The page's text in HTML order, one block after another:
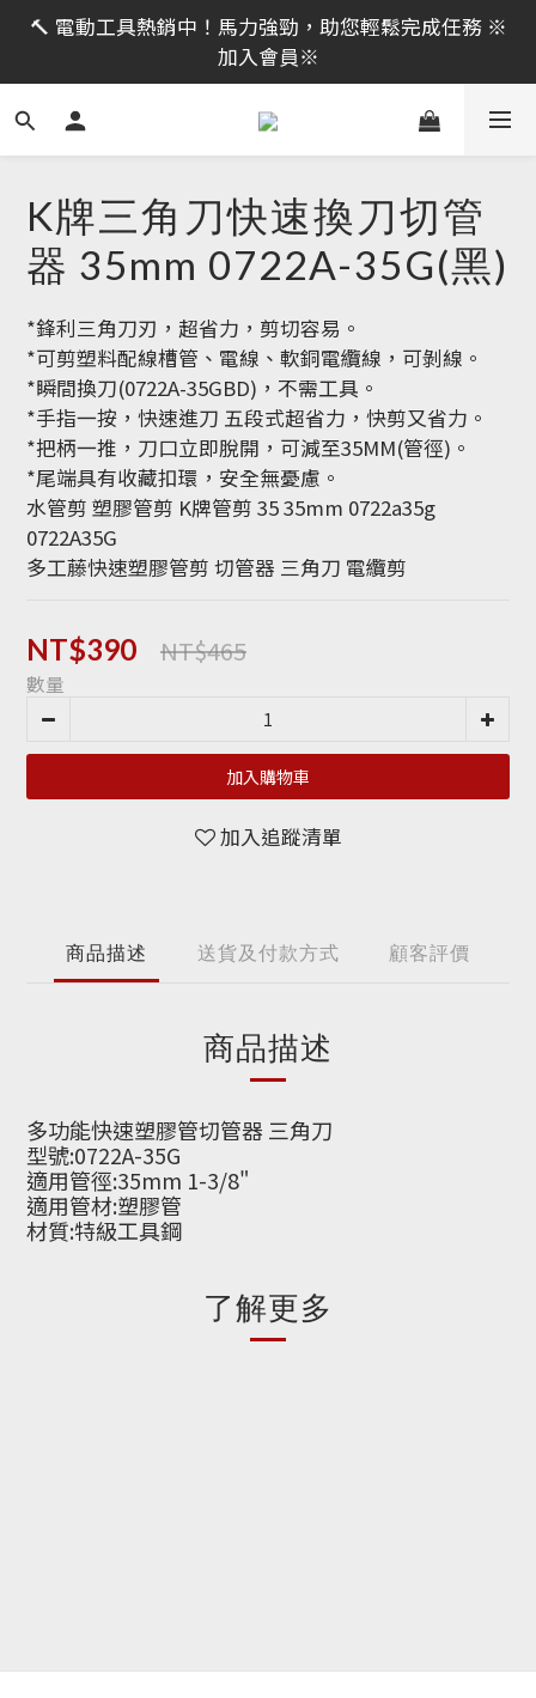
限時活動｜全館消費滿 NT$599 即享免運費，工具補貨
趁現在！立即逛活動商品
🔨 電動工具熱銷中！馬力強勁，助您輕鬆完成任務 ※
加入會員※
限時活動｜全館消費滿 NT$599 即享免運費，工具補貨
趁現在！立即逛活動商品
K牌三角刀快速換刀切管
器 35mm 0722A-35G(黑)
*鋒利三角刀刃，超省力，剪切容易。
*可剪塑料配線槽管、電線、軟銅電纜線，可剝線。
*瞬間換刀(0722A-35GBD)，不需工具。
*手指一按，快速進刀 五段式超省力，快剪又省力。
*把柄一推，刀口立即脫開，可減至35MM(管徑)。
*尾端具有收藏扣環，安全無憂慮。
水管剪 塑膠管剪 K牌管剪 35 35mm 0722a35g
0722A35G
多工藤快速塑膠管剪 切管器 三角刀 電纜剪
NT$390 NT$465
數量
加入購物車
加入追蹤清單
商品描述 送貨及付款方式 顧客評價
商品描述
多功能快速塑膠管切管器 三角刀
型號:0722A-35G
適用管徑:35mm 1-3/8"
適用管材:塑膠管
材質:特級工具鋼
了解更多